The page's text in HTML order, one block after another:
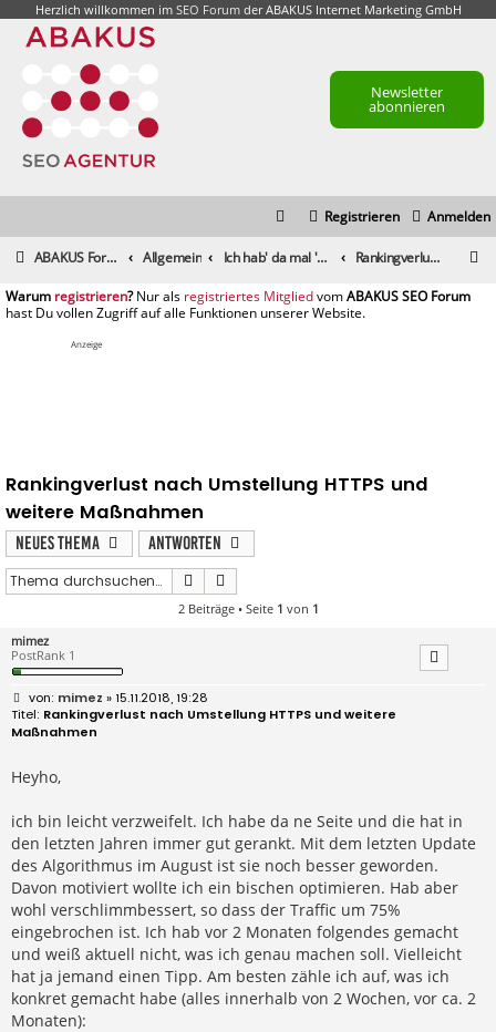
Herzlich willkommen im SEO Forumder ABAKUS Internet Marketing GmbH
Newsletter
abonnieren
Anmelden
Registrieren
ABAKUS Foren-Übersicht Allgemein Ich hab' da mal 'ne Frage Rankingverlust nach Umstellung HTTPS und weitere Maßnahmen
registrieren registriertes Mitglied
Anzeige
Rankingverlust nach Umstellung HTTPS und
weitere Maßnahmen
Neues Thema
Antworten
Suche
2 Beiträge • Seite 1 von 1
mimez
PostRank 1
B
e
i
t
g
mimez » 15.11.2018, 19:28
Rankingverlust nach Umstellung HTTPS und weitere
Maßnahmen
Heyho,
ich bin leicht verzweifelt. Ich habe da ne Seite und die hat in
den letzten Jahren immer gut gerankt. Mit dem letzten Update
des Algorithmus im August ist sie noch besser geworden.
Davon motiviert wollte ich ein bischen optimieren. Hab aber
wohl verschlimmbessert, so dass der Traffic um 75%
eingebrochen ist. Ich hab vor 2 Monaten folgendes gemacht
und weiß aktuell nicht, was ich genau machen soll. Vielleicht
hat ja jemand einen Tipp. Am besten zähle ich auf, was ich
konkret gemacht habe (alles innerhalb von 2 Wochen, vor ca. 2
Monaten):